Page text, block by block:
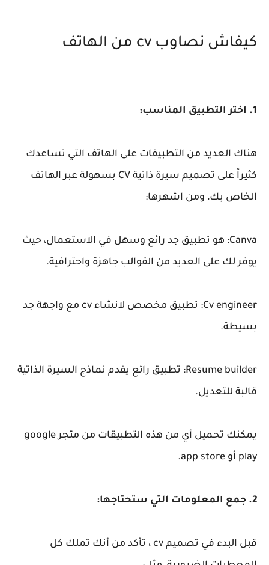
كيفاش نصاوب cv من الهاتف
1. اختر التطبيق المناسب:
هناك العديد من التطبيقات على الهاتف التي تساعدك
كثيراً على تصميم سيرة ذاتية CV بسهولة عبر الهاتف
الخاص بك، ومن اشهرها:
Canva: هو تطبيق جد رائع وسهل في الاستعمال، حيث
يوفر لك على العديد من القوالب جاهزة واحترافية.
Cv engineer: تطبيق مخصص لانشاء cv مع واجهة جد
بسيطة.
Resume builder: تطبيق رائع يقدم نماذج السيرة الذاتية
قالبة للتعديل.
يمكنك تحميل أي من هذه التطبيقات من متجر google
play أو app store.
2. جمع المعلومات التي ستحتاجها:
قبل البدء في تصميم cv ، تأكد من أنك تملك كل